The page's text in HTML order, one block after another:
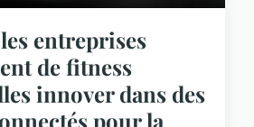
entreprises
de fitness
innover dans des
pour la